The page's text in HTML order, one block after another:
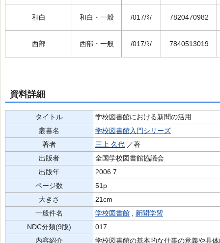
和白 和白・一般 /017/ﾐ/ 7820470982
西部 西部・一般 /017/ﾐ/ 7840513019
資料詳細
タイトル
学校図書館における新聞の活用
叢書名
学校図書館入門シリーズ
著者
三上 久代 ／著
出版者
全国学校図書館協議会
出版年
2006.7
ページ数
51p
大きさ
21cm
一般件名
学校図書館
新聞学習
NDC分類(9版)
017
内容紹介
学校図書館の基本的な仕事の意義や具